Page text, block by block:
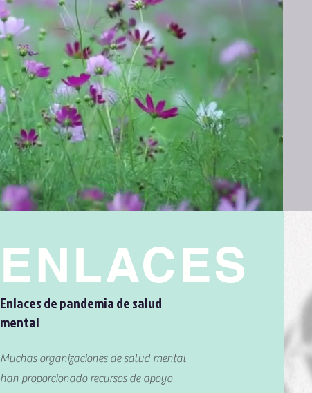
ENLACES
Enlaces de pandemia de salud
mental
Muchas organizaciones de salud mental
han proporcionado recursos de apoyo